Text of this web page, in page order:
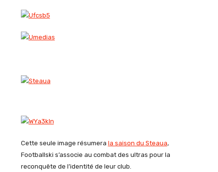
Cette seule image résumera la saison du Steaua,
Footballski s’associe au combat des ultras pour la
reconquête de l’identité de leur club.